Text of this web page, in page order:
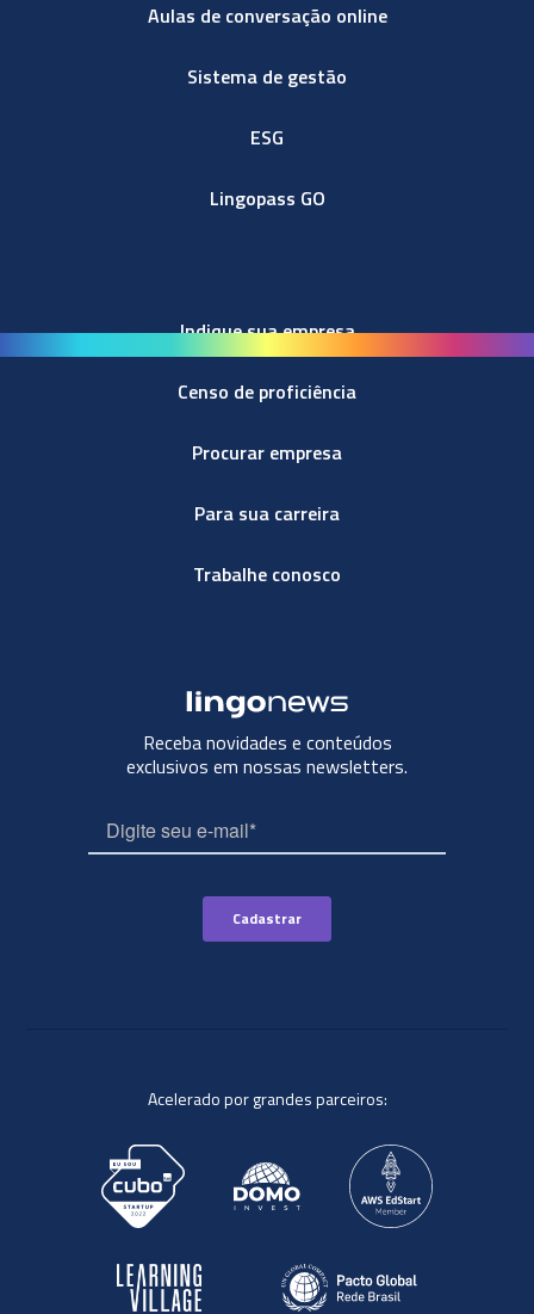
Aulas de conversação online
Sistema de gestão
ESG
Lingopass GO
Indique sua empresa
Censo de proficiência
Procurar empresa
Para sua carreira
Trabalhe conosco
Receba novidades e conteúdos
exclusivos em nossas newsletters.
Acelerado por grandes parceiros: